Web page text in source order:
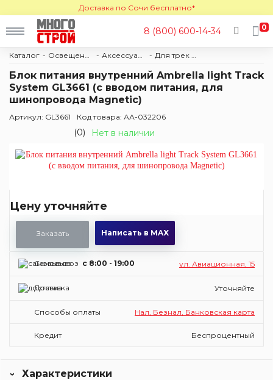
Доставка по Сочи бесплатно*
8 (800) 600-14-34 0
Каталог
Блок питания внутренний Ambrella light Track
System GL3661 (с вводом питания, для
шинопровода Magnetic)
Артикул: GL3661 Код товара: АА-032206
(0) Нет в наличии
Цену уточняйте
Заказать Написать в MAX
Самовывоз c 8:00 - 19:00 ул. Авиационная, 15
Доставка Уточняйте
Способы оплаты Нал, Безнал, Банковская карта
Кредит Беспроцентный
Характеристики